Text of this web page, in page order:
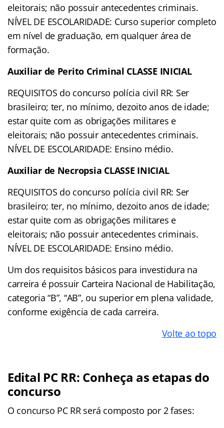
eleitorais; não possuir antecedentes criminais.
NÍVEL DE ESCOLARIDADE: Curso superior completo
em nível de graduação, em qualquer área de
formação.
Auxiliar de Perito Criminal CLASSE INICIAL
REQUISITOS do concurso polícia civil RR: Ser
brasileiro; ter, no mínimo, dezoito anos de idade;
estar quite com as obrigações militares e
eleitorais; não possuir antecedentes criminais.
NÍVEL DE ESCOLARIDADE: Ensino médio.
Auxiliar de Necropsia CLASSE INICIAL
REQUISITOS do concurso polícia civil RR: Ser
brasileiro; ter, no mínimo, dezoito anos de idade;
estar quite com as obrigações militares e
eleitorais; não possuir antecedentes criminais.
NÍVEL DE ESCOLARIDADE: Ensino médio.
Um dos requisitos básicos para investidura na
carreira é possuir Carteira Nacional de Habilitação,
categoria “B”, “AB”, ou superior em plena validade,
conforme exigência de cada carreira.
Volte ao topo
Edital PC RR: Conheça as etapas do
concurso
O concurso PC RR será composto por 2 fases: